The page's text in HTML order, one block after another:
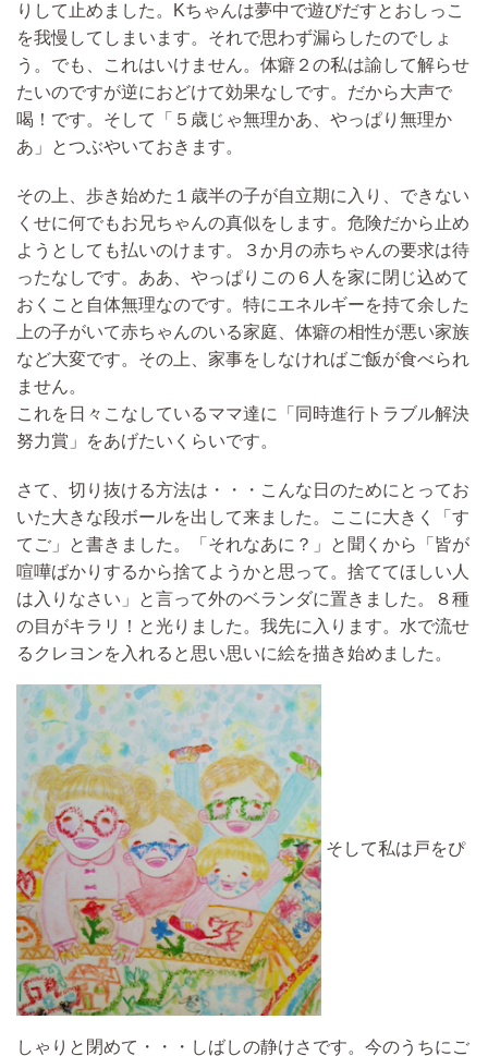
りして止めました。Kちゃんは夢中で遊びだすとおしっこ
を我慢してしまいます。それで思わず漏らしたのでしょ
う。でも、これはいけません。体癖２の私は諭して解らせ
たいのですが逆におどけて効果なしです。だから大声で
喝！です。 そして「５歳じゃ無理かあ、やっぱり無理か
あ」とつぶやいておきます。
その上、歩き始めた１歳半の子が自立期に入り、できない
くせに何でもお兄ちゃんの真似をします。危険だから止め
ようとしても払いのけます。３か月の赤ちゃんの要求は待
ったなしです。ああ、やっぱりこの６人を家に閉じ込めて
おくこと自体無理なのです。特にエネルギーを持て余した
上の子がいて赤ちゃんのいる家庭、体癖の相性が悪い家族
など大変です。その上、家事をしなければご飯が食べられ
ません。
これを日々こなしているママ達に「同時進行トラブル解決
努力賞」をあげたいくらいです。
さて、切り抜ける方法は・・・ こんな日のためにとってお
いた大きな段ボールを出して来ました。ここに大きく「す
てご」と書きました。
「それなあに？」と聞くから
「皆が
喧嘩ばかりするから捨てようかと思って。捨ててほしい人
は入りなさい」と言って外のベランダに置きました。
８種
の目がキラリ！と光りました。我先に入ります。水で流せ
るクレヨンを入れると思い思いに絵を描き始めました。
そして私は戸をぴ
しゃりと閉めて・・・しばしの静けさです。今のうちにご